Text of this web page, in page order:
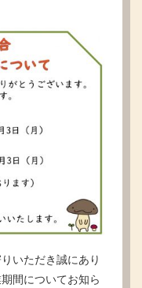
いただき誠にあり
間についてお知ら